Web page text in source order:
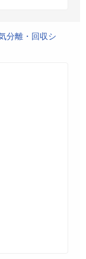
分離・回収シ